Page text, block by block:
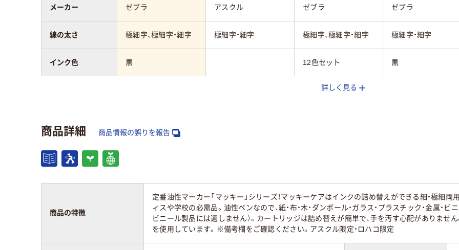
ゼブラ アスクル ゼブラ ゼブラ
極細字、極細字・細字 極細字・細字 極細字、極細字・細字 極細字・細字
黒 12色セット 黒
キャップ式
9g 10g
70 20 20
メーカー
線の太さ
インク色
形状
質量
アスクル商品環境
詳しく見る
商品詳細 商品情報の誤りを報告
商品の特徴
定番油性マーカー「マッキー」シリーズ！マッキーケアはインクの詰め替えができる細・極細
ィスや学校の必需品。油性ペンなので、紙・布・木・ダンボール・ガラス・プラスチック・金属
ビニール製品には適しません）。カートリッジは詰め替えが簡単で、手を汚す心配がありませ
を使用しています。※備考欄をご確認ください。アスクル限定・ロハコ限定